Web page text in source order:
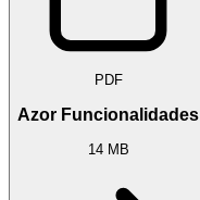
PDF
Azor Funcionalidades
14 MB